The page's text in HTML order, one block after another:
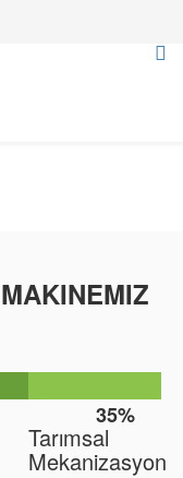
35%
Tarımsal
Mekanizasyon